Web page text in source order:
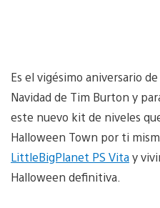
Es el vigésimo aniversario
Navidad de Tim Burton y
este nuevo kit de niveles
Halloween Town por ti
LittleBigPlanet PS Vitay
Halloween definitiva.